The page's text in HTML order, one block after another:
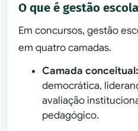
O que é gestão
Em concursos, gestão
em quatro camadas.
Camada conceitual:
democrática,
avaliação
pedagógico.